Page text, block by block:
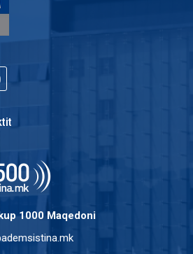
1000 Maqedoni